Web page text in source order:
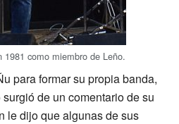
1981 como miembro de Leño.
para formar su propia banda,
de un comentario de su
le dijo que algunas de sus